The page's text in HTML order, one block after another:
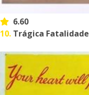
6.60
10. Trágica Fatalidade